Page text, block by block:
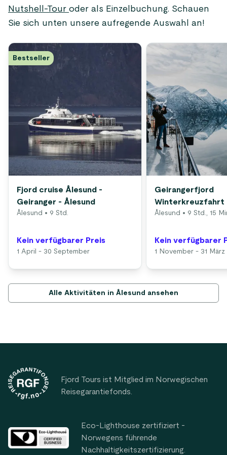
Nutshell-Tour oder als Einzelbuchung. Schauen
Sie sich unten unsere aufregende Auswahl an!
Bestseller
Fjord cruise Ålesund -
Geiranger - Ålesund
Ålesund • 9 Std.
Kein verfügbarer Preis
1 April - 30 September
Geirangerfjord
Winterkreuzfahrt
Ålesund • 9 Std., 15
Kein verfügbarer
1 November - 31 März
Alle Aktivitäten in Ålesund ansehen
Fjord Tours ist Mitglied im Norwegischen
Reisegarantiefonds.
Eco-Lighthouse zertifiziert -
Norwegens führende
Nachhaltigkeitszertifizierung.